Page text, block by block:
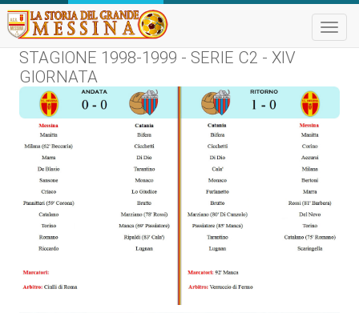
Toggle
STAGIONE 1998-1999 - SERIE C2 - XIV
GIORNATA